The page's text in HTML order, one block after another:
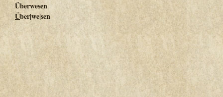
Überwesen
Über|we|sen